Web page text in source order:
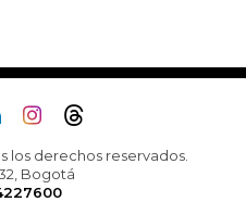
los derechos reservados.
Bogotá